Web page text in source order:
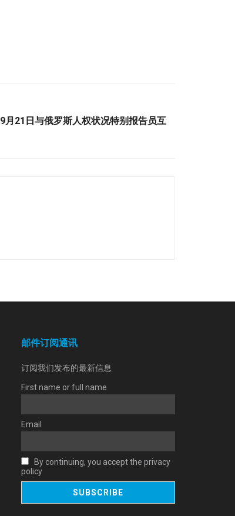
月21日与俄罗斯人权状况特别报告员互
邮件订阅通讯
订阅我们发布的最新信息
First name or full name
Email
By continuing, you accept the privacy
policy